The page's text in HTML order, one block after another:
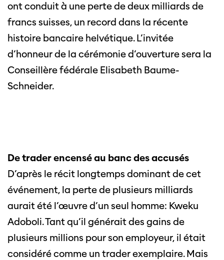
ont conduit à une perte de deux milliards de
francs suisses, un record dans la récente
histoire bancaire helvétique. L’invitée
d’honneur de la cérémonie d’ouverture sera la
Conseillère fédérale Elisabeth Baume-
Schneider.
De trader encensé au banc des accusés
D’après le récit longtemps dominant de cet
événement, la perte de plusieurs milliards
aurait été l’œuvre d’un seul homme: Kweku
Adoboli. Tant qu’il générait des gains de
plusieurs millions pour son employeur, il était
considéré comme un trader exemplaire. Mais